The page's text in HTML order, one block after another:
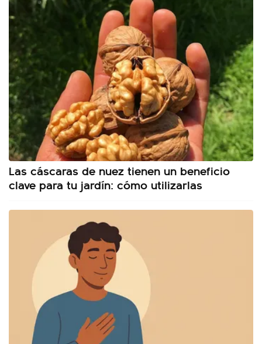
Las cáscaras de nuez tienen un beneficio
clave para tu jardín: cómo utilizarlas